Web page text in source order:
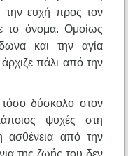
την ευχή προς τον
το όνομα. Ομοίως
και την αγία
άρχιζε πάλι από την
τόσο δύσκολο στον
ψυχές στη
ασθένεια από την